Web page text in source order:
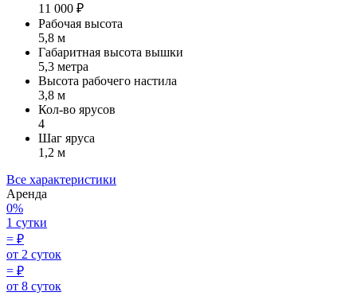
11 000 ₽
Рабочая высота
5,8 м
Габаритная высота вышки
5,3 метра
Высота рабочего настила
3,8 м
Кол-во ярусов
4
Шаг яруса
1,2 м
Все характеристики
Аренда
0%
1 сутки
= ₽
от 2 суток
= ₽
от 8 суток